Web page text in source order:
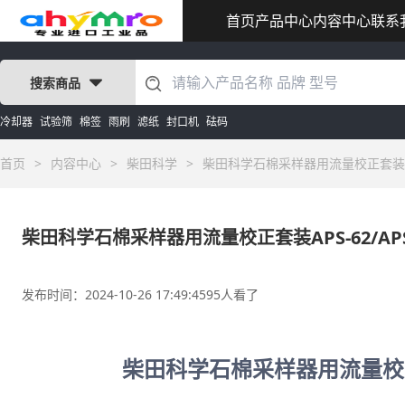
首页产品中心内容中心联系
搜索商品
冷却器 试验筛 棉签 雨刷 滤纸 封口机 砝码
首页 > 内容中心 > 柴田科学 > 柴田科学石棉采样器用流量校正套
柴田科学石棉采样器用流量校正套装APS-62/
发布时间：2024-10-26 17:49:4595人看了
柴田科学石棉采样器用流量